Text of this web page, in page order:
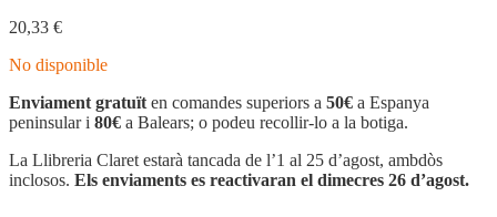
20,33 €
No disponible
Enviament gratuït en comandes superiors a 50€ a Espanya
peninsular i 80€ a Balears; o podeu recollir-lo a la botiga.
La Llibreria Claret estarà tancada de l’1 al 25 d’agost, ambdòs
inclosos. Els enviaments es reactivaran el dimecres 26 d’agost.